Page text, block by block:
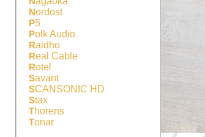
Nordost
P5
Polk Audio
Raidho
Real Cable
Rotel
Savant
SCANSONIC HD
Stax
Thorens
Tonar